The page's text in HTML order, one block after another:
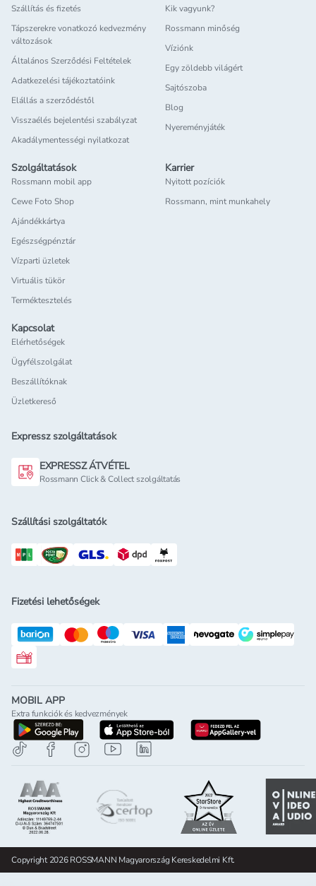
Szállítás és fizetés
Tápszerekre vonatkozó kedvezmény
változások
Általános Szerződési Feltételek
Adatkezelési tájékoztatóink
Elállás a szerződéstől
Visszaélés bejelentési szabályzat
Akadálymentességi nyilatkozat
Kik vagyunk?
Rossmann minőség
Víziónk
Egy zöldebb világért
Sajtószoba
Blog
Nyereményjáték
Szolgáltatások
Rossmann mobil app
Cewe Foto Shop
Ajándékkártya
Egészségpénztár
Vízparti üzletek
Virtuális tükör
Terméktesztelés
Karrier
Nyitott pozíciók
Rossmann, mint munkahely
Kapcsolat
Elérhetőségek
Ügyfélszolgálat
Beszállítóknak
Üzletkereső
Expressz szolgáltatások
EXPRESSZ ÁTVÉTEL
Rossmann Click & Collect szolgáltatás
Szállítási szolgáltatók
Fizetési lehetőségek
Rossmann ajándékkártya
MOBIL APP
Extra funkciók és kedvezmények
letöltés a google-play-rölletöltés az app-store-ból
letöltés
Copyright 2026 ROSSMANN Magyarország Kereskedelmi Kft.